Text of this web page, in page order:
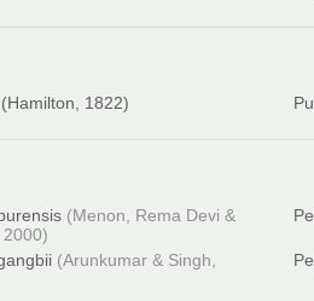
1822)
(Menon, Rema Devi &
(Arunkumar & Singh,